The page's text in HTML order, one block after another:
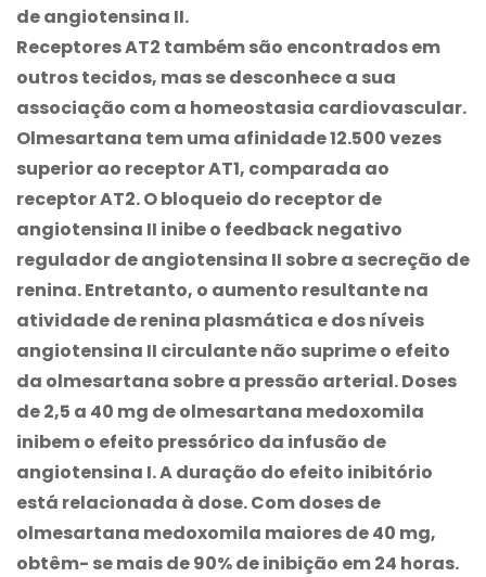
de angiotensina II.
Receptores AT2 também são encontrados em
outros tecidos, mas se desconhece a sua
associação com a homeostasia cardiovascular.
Olmesartana tem uma afinidade 12.500 vezes
superior ao receptor AT1, comparada ao
receptor AT2. O bloqueio do receptor de
angiotensina II inibe o feedback negativo
regulador de angiotensina II sobre a secreção de
renina. Entretanto, o aumento resultante na
atividade de renina plasmática e dos níveis
angiotensina II circulante não suprime o efeito
da olmesartana sobre a pressão arterial. Doses
de 2,5 a 40 mg de olmesartana medoxomila
inibem o efeito pressórico da infusão de
angiotensina I. A duração do efeito inibitório
está relacionada à dose. Com doses de
olmesartana medoxomila maiores de 40 mg,
obtêm- se mais de 90% de inibição em 24 horas.